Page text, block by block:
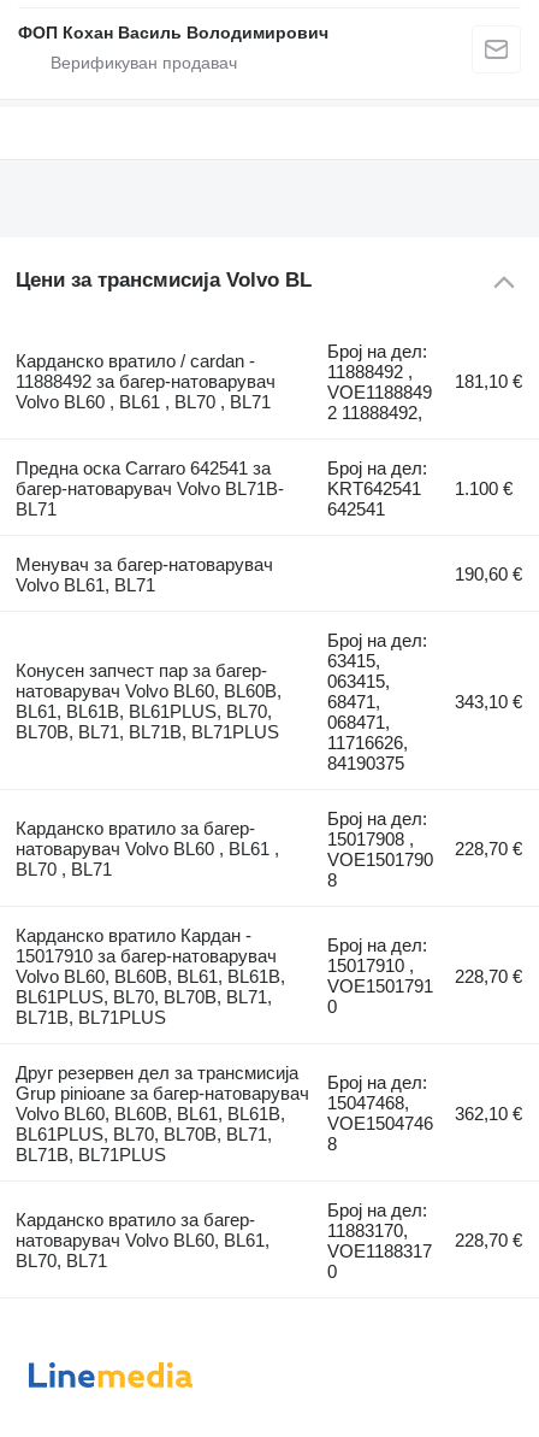
ФОП Кохан Василь Володимирович
Цени за трансмисија Volvo BL
Карданско вратило / cardan -
11888492 за багер-натоварувач
Volvo BL60 , BL61 , BL70 , BL71
Број на дел:
11888492 ,
VOE1188849
2 11888492,
181,10 €
Предна оска Carraro 642541 за
багер-натоварувач Volvo BL71B-
BL71
Број на дел:
KRT642541
642541
1.100 €
Менувач за багер-натоварувач
Volvo BL61, BL71
190,60 €
Конусен запчест пар за багер-
натоварувач Volvo BL60, BL60B,
BL61, BL61B, BL61PLUS, BL70,
BL70B, BL71, BL71B, BL71PLUS
Број на дел:
63415,
063415,
68471,
068471,
11716626,
84190375
343,10 €
Карданско вратило за багер-
натоварувач Volvo BL60 , BL61 ,
BL70 , BL71
Број на дел:
15017908 ,
VOE1501790
8
228,70 €
Карданско вратило Кардан -
15017910 за багер-натоварувач
Volvo BL60, BL60B, BL61, BL61B,
BL61PLUS, BL70, BL70B, BL71,
BL71B, BL71PLUS
Број на дел:
15017910 ,
VOE1501791
0
228,70 €
Друг резервен дел за трансмисија
Grup pinioane за багер-натоварувач
Volvo BL60, BL60B, BL61, BL61B,
BL61PLUS, BL70, BL70B, BL71,
BL71B, BL71PLUS
Број на дел:
15047468,
VOE1504746
8
362,10 €
Карданско вратило за багер-
натоварувач Volvo BL60, BL61,
BL70, BL71
Број на дел:
11883170,
VOE1188317
0
228,70 €